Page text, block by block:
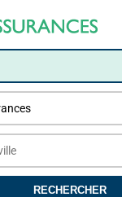
RECHERCHER